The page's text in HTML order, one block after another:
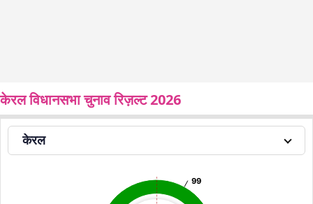
केरल विधानसभा चुनाव रिज़ल्ट 2026